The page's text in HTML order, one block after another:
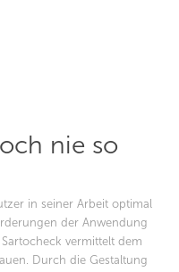
nie so
in seiner Arbeit optimal
der Anwendung
vermittelt dem
Durch die Gestaltung